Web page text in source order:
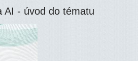
AI - úvod do tématu